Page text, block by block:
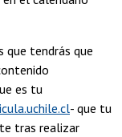
que tendrás que
es tu
- que tu
tras realizar